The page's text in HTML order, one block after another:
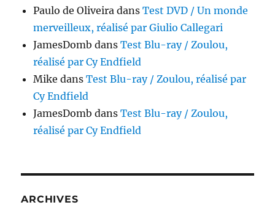
Paulo de Oliveira dansTest DVD / Un monde
merveilleux, réalisé par Giulio Callegari
JamesDomb dansTest Blu-ray / Zoulou,
réalisé par Cy Endfield
Mike dansTest Blu-ray / Zoulou, réalisé par
Cy Endfield
JamesDomb dansTest Blu-ray / Zoulou,
réalisé par Cy Endfield
ARCHIVES